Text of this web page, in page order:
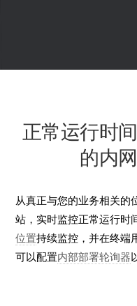
正常运行时
的内
从真正与您的业务相关的
站，实时监控正常运行时
位置持续监控，并在终端
可以配置内部部署轮询器